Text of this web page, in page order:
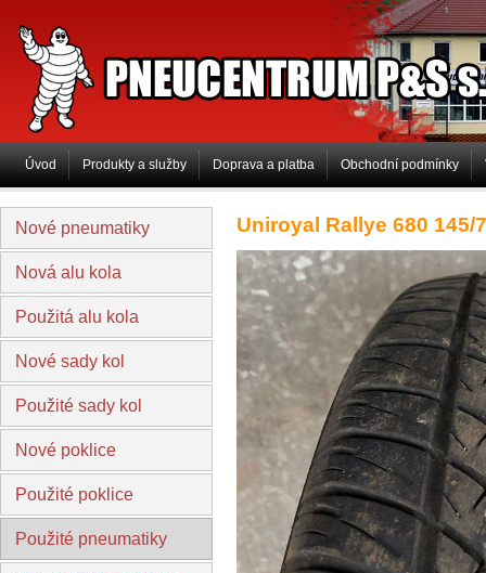
PNEUCENTRUM P&S
Úvod Produkty a služby Doprava a platba Obchodní podmínky
Nové pneumatiky
Nová alu kola
Použitá alu kola
Nové sady kol
Použité sady kol
Nové poklice
Použité poklice
Použité pneumatiky
Uniroyal Rallye 680 145/